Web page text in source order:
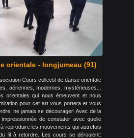
orientale - longjumeau (91)
Cours collectif de danse orientale
aériennes, modernes, mystérieuses...
orientales qui nous émeuvent et nous
pour cet art vous portera et vous
ne jamais se décourager! Avec de la
de constater avec quelle
reproduire les mouvements qui autrefois
fil à retordre. Les cours se déroulent: